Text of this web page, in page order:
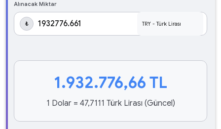
Alınacak Miktar
₺
1.932.776,66 TL
1 Dolar = 47,7111 Türk Lirası (Güncel)